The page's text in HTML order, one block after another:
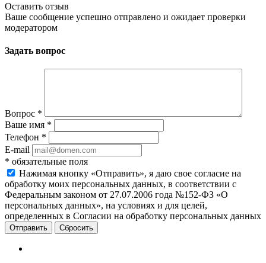
Оставить отзыв
Ваше сообщение успешно отправлено и ожидает проверки
модератором
Задать вопрос
Вопрос *
Ваше имя *
Телефон *
E-mail
* обязательные поля
Нажимая кнопку «Отправить», я даю свое согласие на
обработку моих персональных данных, в соответствии с
Федеральным законом от 27.07.2006 года №152-ФЗ «О
персональных данных», на условиях и для целей,
определенных в Согласии на обработку персональных данных
Сбросить